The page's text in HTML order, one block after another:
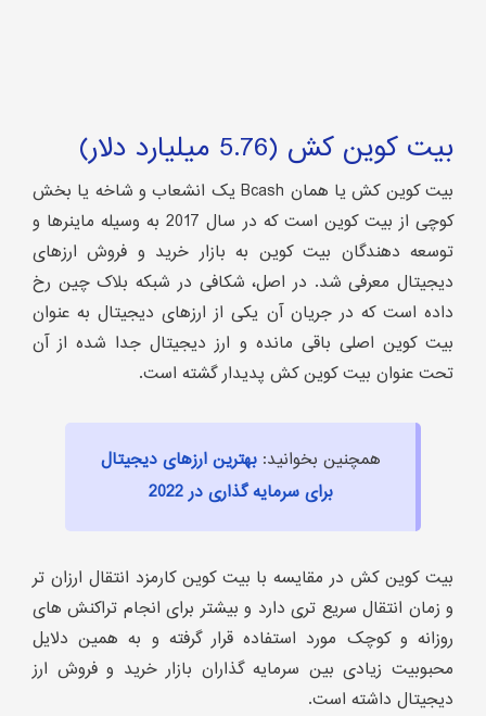
بیت کوین کش (5.76 میلیارد دلار)
بیت کوین کش یا همان Bcash یک انشعاب و شاخه یا بخش
کوچی از بیت کوین است که در سال 2017 به وسیله ماینرها و
توسعه دهندگان بیت کوین به بازار خرید و فروش ارزهای
دیجیتال معرفی شد. در اصل، شکافی در شبکه بلاک چین رخ
داده است که در جریان آن یکی از ارزهای دیجیتال به عنوان
بیت کوین اصلی باقی مانده و ارز دیجیتال جدا شده از آن
تحت عنوان بیت کوین کش پدیدار گشته است.
همچنین بخوانید:بهترین ارزهای دیجیتال
برای سرمایه گذاری در 2022
بیت کوین کش در مقایسه با بیت کوین کارمزد انتقال ارزان تر
و زمان انتقال سریع تری دارد و بیشتر برای انجام تراکنش های
روزانه و کوچک مورد استفاده قرار گرفته و به همین دلایل
محبوبیت زیادی بین سرمایه گذاران بازار خرید و فروش ارز
دیجیتال داشته است.